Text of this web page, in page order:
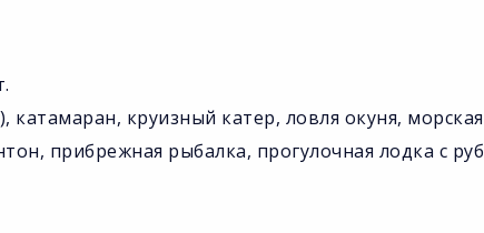
катамаран, круизный катер, ловля окуня,
прибрежная рыбалка, прогулочная лодка с